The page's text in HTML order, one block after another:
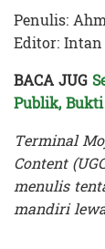
Penulis:
Editor:
BACA JUG
Publik,
Terminal
Content
menulis
mandiri